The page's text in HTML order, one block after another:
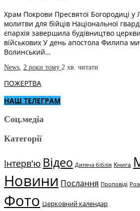
Храм Покрови Пресвятої Богородиці у
молитви для бійців Національної
єпархія завершила будівництво
військових У день апостола Филипа
Волинський…
News, 2 роки тому 2 хв. читати
ПОЖЕРТВА
НАШ ТЕЛЕГРАМ
Соц.медіа
Категорії
Інтерв'ю Відео Дитяча біблія Книга
Новини Послання Проповіді
Фото Церковний календар